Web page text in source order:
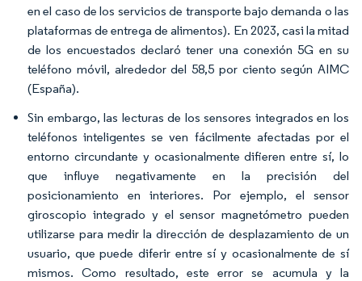
en el caso de los servicios de transporte bajo demanda o las
plataformas de entrega de alimentos). En 2023, casi la mitad
de los encuestados declaró tener una conexión 5G en su
teléfono móvil, alrededor del 58,5 por ciento según AIMC
(España).
Sin embargo, las lecturas de los sensores integrados en los
teléfonos inteligentes se ven fácilmente afectadas por el
entorno circundante y ocasionalmente difieren entre sí, lo
que influye negativamente en la precisión del
posicionamiento en interiores. Por ejemplo, el sensor
giroscopio integrado y el sensor magnetómetro pueden
utilizarse para medir la dirección de desplazamiento de un
usuario, que puede diferir entre sí y ocasionalmente de sí
mismos. Como resultado, este error se acumula y la